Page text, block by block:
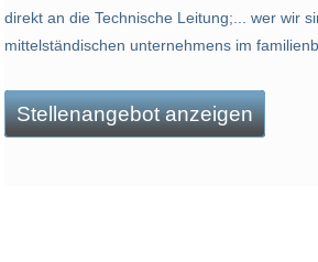
direkt an die Technische Leitung;... wer wir
mittelständischen unternehmens im
Stellenangebot anzeigen